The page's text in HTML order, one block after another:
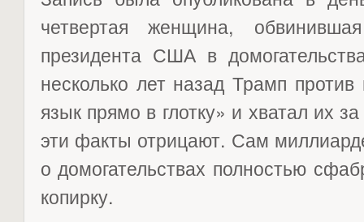
четвертая женщина,
президента США в
несколько лет назад Трамп
язык прямо в глотку» и хватал их
эти факты отрицают. Сам
о домогательствах полностью
копирку.